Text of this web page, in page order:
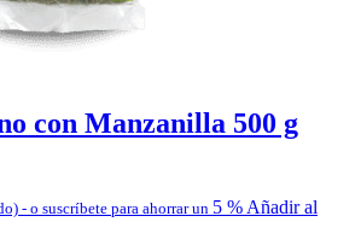
con Manzanilla 500 g
- o suscríbete para ahorrar un 5 % Añadir al